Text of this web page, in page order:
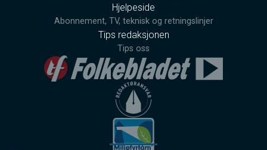
Hjelpeside
Abonnement, TV, teknisk og retningslinjer
Tips redaksjonen
Tips oss